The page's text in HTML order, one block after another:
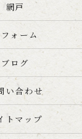
網戸
フォーム
ブログ
い合わせ
トマップ